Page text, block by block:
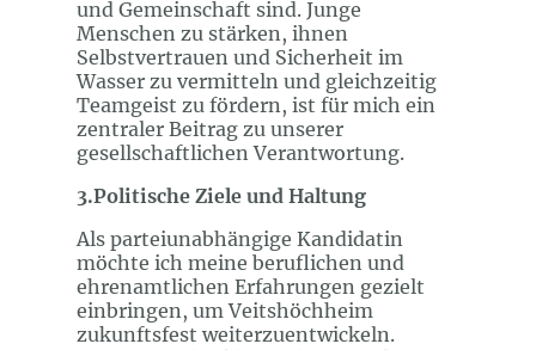
und Gemeinschaft sind. Junge
Menschen zu stärken, ihnen
Selbstvertrauen und Sicherheit im
Wasser zu vermitteln und gleichzeitig
Teamgeist zu fördern, ist für mich ein
zentraler Beitrag zu unserer
gesellschaftlichen Verantwortung.
3.Politische Ziele und Haltung
Als parteiunabhängige Kandidatin
möchte ich meine beruflichen und
ehrenamtlichen Erfahrungen gezielt
einbringen, um Veitshöchheim
zukunftsfest weiterzuentwickeln.